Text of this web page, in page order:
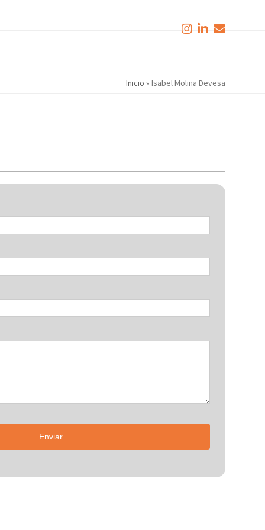
Inicio » Isabel Molina Devesa
Enviar